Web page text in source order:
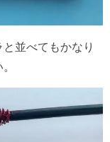
並べてもかなり